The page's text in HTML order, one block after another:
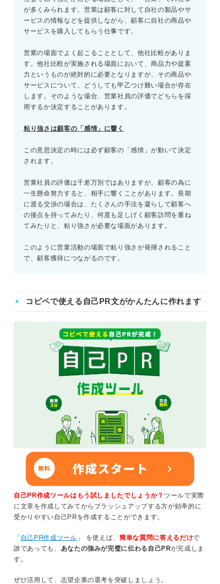
が多くみられます。営業は顧客に対して自社の製品やサ
ービスの情報などを提供しながら、顧客に自社の商品や
サービスを購入してもらう仕事です。
営業の場面でよく起こることとして、他社比較がありま
す。他社比較が実施される場面において、商品力や提案
力というものが絶対的に必要となりますが、その商品や
サービスについて、どうしても甲乙つけ難い場合が存在
します。そのような場合、営業社員の評価でどちらを採
用するか決定することがあります。
粘り強さは顧客の「感情」に響く
この意思決定の時には必ず顧客の「感情」が動いて決定
されます。
営業社員の評価は千差万別ではありますが、顧客の為に
一生懸命努力すると、相手に響くことがあります。長期
に渡る交渉の場合は、たくさんの手法を凝らして顧客へ
の接点を持ってみたり、何度も足しげく顧客訪問を重ね
てみたりと、粘り強さが必要な場面があります。
このように営業活動の場面で粘り強さが発揮されること
で、顧客獲得につながるのです。
コピペで使える自己PR文がかんたんに作れます
自己PR作成ツールはもう試しましたでしょうか？ ツールで実際
に文章を作成してみてからブラッシュアップする方が効率的に
受かりやすい自己PRを作成することができます。
「 自己PR作成ツール 」 を使えば、簡単な質問に答えるだけで
誰であっても、 あなたの強みが完璧に伝わる自己PRが完成しま
す。
ぜひ活用して、志望企業の選考を突破しましょう。